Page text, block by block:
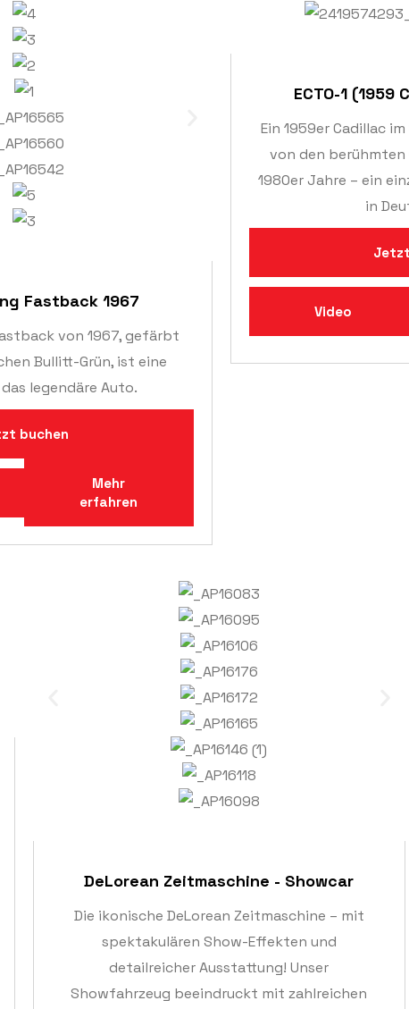
Fastback 1967
von 1967, gefärbt
Bullitt-Grün, ist eine
legendäre Auto.
buchen
Mehr
erfahren
ECTO-1
Ein 1959er Cadillac
von den berühmten
1980er Jahre – ein
in
Video
DeLorean Zeitmaschine - Showcar
Die ikonische DeLorean Zeitmaschine – mit
spektakulären Show-Effekten und
detailreicher Ausstattung! Unser
Showfahrzeug beeindruckt mit zahlreichen